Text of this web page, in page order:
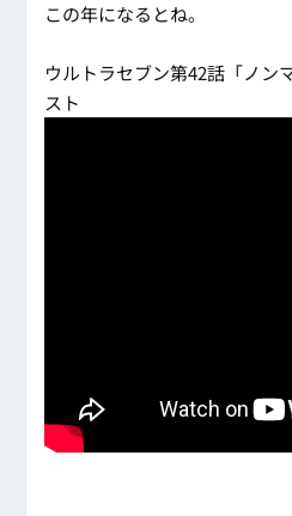
この年になるとね。
ウルトラセブン第42話「ノン
スト